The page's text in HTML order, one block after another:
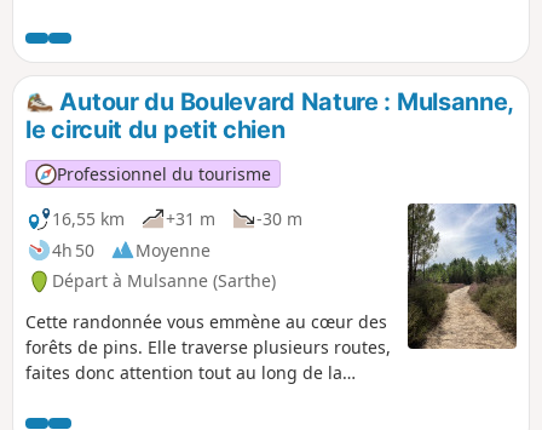
Autour du Boulevard Nature : Mulsanne,
le circuit du petit chien
Professionnel du tourisme
16,55 km
+31 m
-30 m
4h 50
Moyenne
Départ à Mulsanne (Sarthe)
Cette randonnée vous emmène au cœur des
forêts de pins. Elle traverse plusieurs routes,
faites donc attention tout au long de la